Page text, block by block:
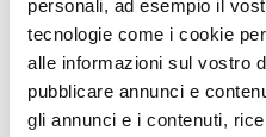
personali, ad esempio il
tecnologie come i cookie
alle informazioni sul vostro
pubblicare annunci e
gli annunci e i contenuti,
TUNISIA: ITINERARI DI